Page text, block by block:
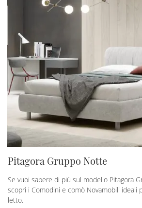
Pitagora Gruppo Notte
Se vuoi sapere di più sul modello Pitagora
scopri i Comodini e comò Novamobili ideali
letto.